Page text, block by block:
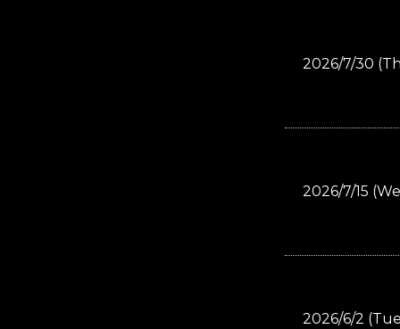
2026/7/30
2026/7/15
2026/6/2